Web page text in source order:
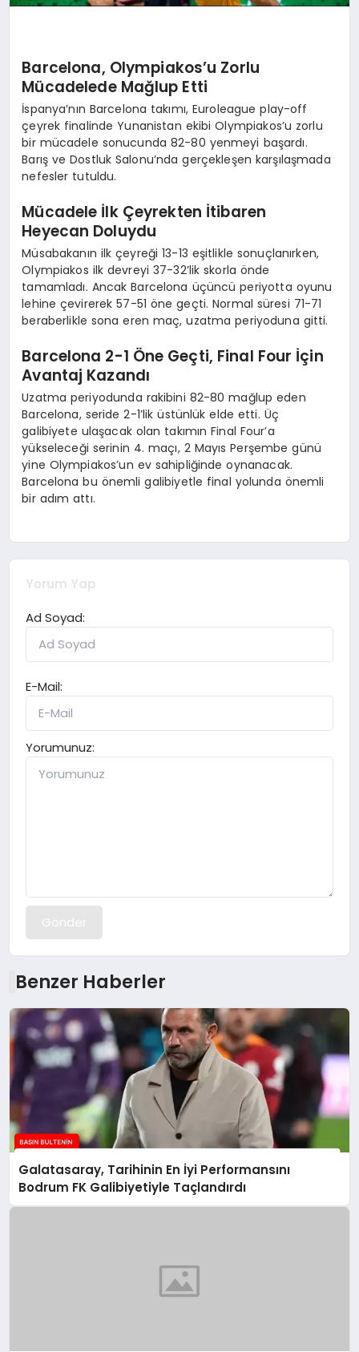
Barcelona, Olympiakos’u Zorlu
Mücadelede Mağlup Etti
İspanya’nın Barcelona takımı, Euroleague play-off
çeyrek finalinde Yunanistan ekibi Olympiakos’u zorlu
bir mücadele sonucunda 82-80 yenmeyi başardı.
Barış ve Dostluk Salonu’nda gerçekleşen karşılaşmada
nefesler tutuldu.
Mücadele İlk Çeyrekten İtibaren
Heyecan Doluydu
Müsabakanın ilk çeyreği 13-13 eşitlikle sonuçlanırken,
Olympiakos ilk devreyi 37-32’lik skorla önde
tamamladı. Ancak Barcelona üçüncü periyotta oyunu
lehine çevirerek 57-51 öne geçti. Normal süresi 71-71
beraberlikle sona eren maç, uzatma periyoduna gitti.
Barcelona 2-1 Öne Geçti, Final Four İçin
Avantaj Kazandı
Uzatma periyodunda rakibini 82-80 mağlup eden
Barcelona, seride 2-1’lik üstünlük elde etti. Üç
galibiyete ulaşacak olan takımın Final Four’a
yükseleceği serinin 4. maçı, 2 Mayıs Perşembe günü
yine Olympiakos’un ev sahipliğinde oynanacak.
Barcelona bu önemli galibiyetle final yolunda önemli
bir adım attı.
Yorum Yap
Ad Soyad:
E-Mail:
Yorumunuz:
Gönder
Benzer Haberler
Galatasaray, Tarihinin En İyi Performansını
Bodrum FK Galibiyetiyle Taçlandırdı